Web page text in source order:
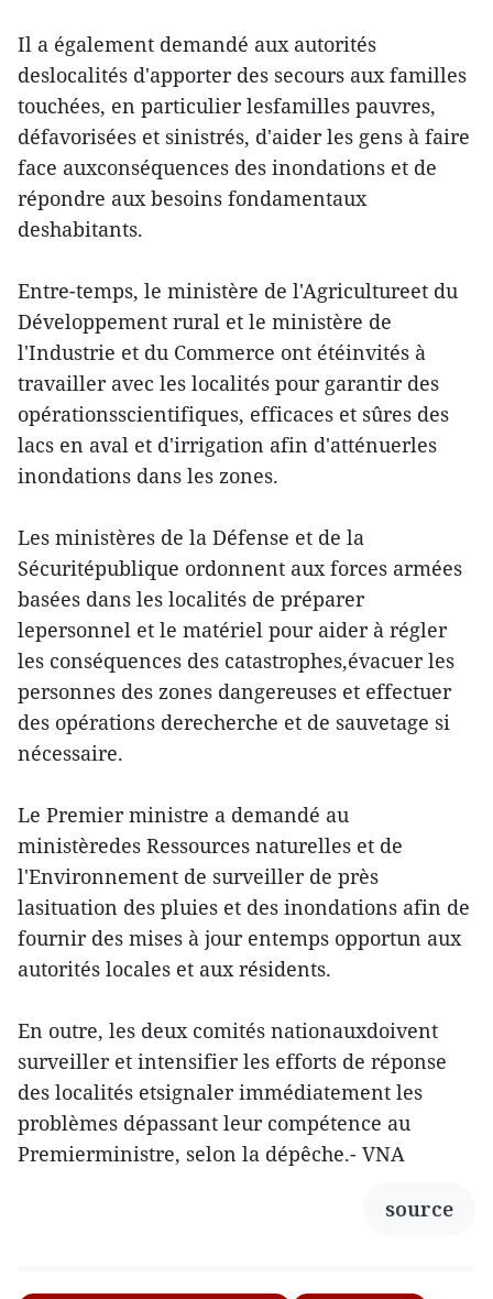
Il a également demandé aux autorités
deslocalités d'apporter des secours aux familles
touchées, en particulier lesfamilles pauvres,
défavorisées et sinistrés, d'aider les gens à faire
face auxconséquences des inondations et de
répondre aux besoins fondamentaux
deshabitants.
Entre-temps, le ministère de l'Agricultureet du
Développement rural et le ministère de
l'Industrie et du Commerce ont étéinvités à
travailler avec les localités pour garantir des
opérationsscientifiques, efficaces et sûres des
lacs en aval et d'irrigation afin d'atténuerles
inondations dans les zones.
Les ministères de la Défense et de la
Sécuritépublique ordonnent aux forces armées
basées dans les localités de préparer
lepersonnel et le matériel pour aider à régler
les conséquences des catastrophes,évacuer les
personnes des zones dangereuses et effectuer
des opérations derecherche et de sauvetage si
nécessaire.
Le Premier ministre a demandé au
ministèredes Ressources naturelles et de
l'Environnement de surveiller de près
lasituation des pluies et des inondations afin de
fournir des mises à jour entemps opportun aux
autorités locales et aux résidents.
En outre, les deux comités nationauxdoivent
surveiller et intensifier les efforts de réponse
des localités etsignaler immédiatement les
problèmes dépassant leur compétence au
Premierministre, selon la dépêche.- VNA
source